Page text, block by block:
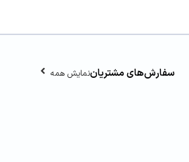
سفارش‌های مشتریاننمایش همه